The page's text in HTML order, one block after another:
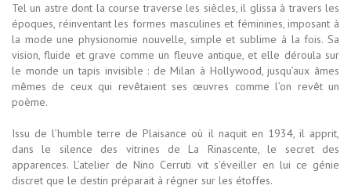
Tel un astre dont la course traverse les siècles, il glissa à travers les
époques, réinventant les formes masculines et féminines, imposant à
la mode une physionomie nouvelle, simple et sublime à la fois. Sa
vision, fluide et grave comme un fleuve antique, et elle déroula sur
le monde un tapis invisible : de Milan à Hollywood, jusqu’aux âmes
mêmes de ceux qui revêtaient ses œuvres comme l’on revêt un
poème.
Issu de l’humble terre de Plaisance où il naquit en 1934, il apprit,
dans le silence des vitrines de La Rinascente, le secret des
apparences. L’atelier de Nino Cerruti vit s’éveiller en lui ce génie
discret que le destin préparait à régner sur les étoffes.